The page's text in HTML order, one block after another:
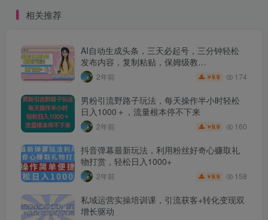
相关推荐
AI自动生成头条，三天必起号，三分钟轻松
发布内容，复制粘贴，保姆级教…
2年前 ￥9.9 174
男粉引流野路子玩法，每天操作半小时轻松
日入1000＋，流量根本停不下来
2年前 ￥9.9 160
抖音弹幕最新玩法，利用粉丝好奇心赚取礼
物打赏，轻松日入1000+
2年前 ￥9.9 158
私域运营实操培训课，引流获客+转化变现双
增长驱动